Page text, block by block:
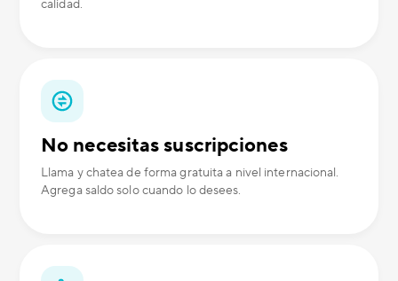
calidad.
No necesitas suscripciones
Llama y chatea de forma gratuita a nivel internacional.
Agrega saldo solo cuando lo desees.